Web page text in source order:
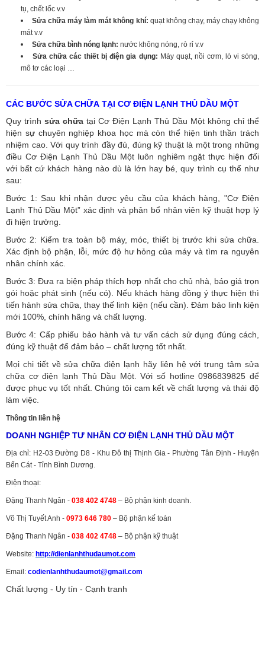
tụ, chết lốc v.v
Sửa chữa máy làm mát không khí: quạt không chạy, máy chạy không
mát v.v
Sửa chữa bình nóng lạnh: nước không nóng, rò rỉ v.v
Sửa chữa các thiết bị điện gia dụng: Máy quạt, nồi cơm, lò vi sóng,
mô tơ các loại …
CÁC BƯỚC SỬA CHỮA TẠI CƠ ĐIỆN LẠNH THỦ DẦU MỘT
Quy trình sửa chữa tại Cơ Điện Lạnh Thủ Dầu Một không chỉ thể
hiện sự chuyên nghiệp khoa học mà còn thể hiện tinh thần trách
nhiệm cao. Với quy trình đầy đủ, đúng kỹ thuật là một trong những
điều Cơ Điện Lạnh Thủ Dầu Một luôn nghiêm ngặt thực hiện đối
với bất cứ khách hàng nào dù là lớn hay bé, quy trình cụ thể như
sau:
Bước 1: Sau khi nhận được yêu cầu của khách hàng, "Cơ Điện
Lạnh Thủ Dầu Một” xác định và phân bổ nhân viên kỹ thuật hợp lý
đi hiện trường.
Bước 2: Kiểm tra toàn bộ máy, móc, thiết bị trước khi sửa chữa.
Xác định bộ phận, lỗi, mức độ hư hỏng của máy và tìm ra nguyên
nhân chính xác.
Bước 3: Đưa ra biện pháp thích hợp nhất cho chủ nhà, báo giá trọn
gói hoặc phát sinh (nếu có). Nếu khách hàng đồng ý thực hiện thì
tiến hành sửa chữa, thay thế linh kiện (nếu cần). Đảm bảo linh kiện
mới 100%, chính hãng và chất lượng.
Bước 4: Cấp phiếu bảo hành và tư vấn cách sử dụng đúng cách,
đúng kỹ thuật để đảm bảo – chất lượng tốt nhất.
Mọi chi tiết về sửa chữa điện lạnh hãy liên hệ với trung tâm sửa
chữa cơ điện lạnh Thủ Dầu Một. Với số hotline 0986839825 để
được phục vụ tốt nhất. Chúng tôi cam kết về chất lượng và thái độ
làm việc.
Thông tin liên hệ
DOANH NGHIỆP TƯ NHÂN CƠ ĐIỆN LẠNH THỦ DẦU MỘT
Địa chỉ: H2-03 Đường D8 - Khu Đô thị Thịnh Gia - Phường Tân Định - Huyện
Bến Cát - Tỉnh Bình Dương.
Điện thoại:
Đặng Thanh Ngân - 038 402 4748 – Bộ phận kinh doanh.
Võ Thị Tuyết Anh - 0973 646 780 – Bộ phận kế toán
Đặng Thanh Ngân - 038 402 4748 – Bộ phận kỹ thuật
Website: http://dienlanhthudaumot.com
Email: codienlanhthudaumot@gmail.com
Chất lượng - Uy tín - Cạnh tranh